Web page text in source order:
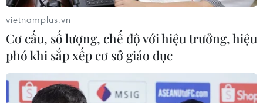
vietnamplus.vn
Cơ cấu, số lượng, chế độ với hiệu trưởng, hiệu
phó khi sắp xếp cơ sở giáo dục